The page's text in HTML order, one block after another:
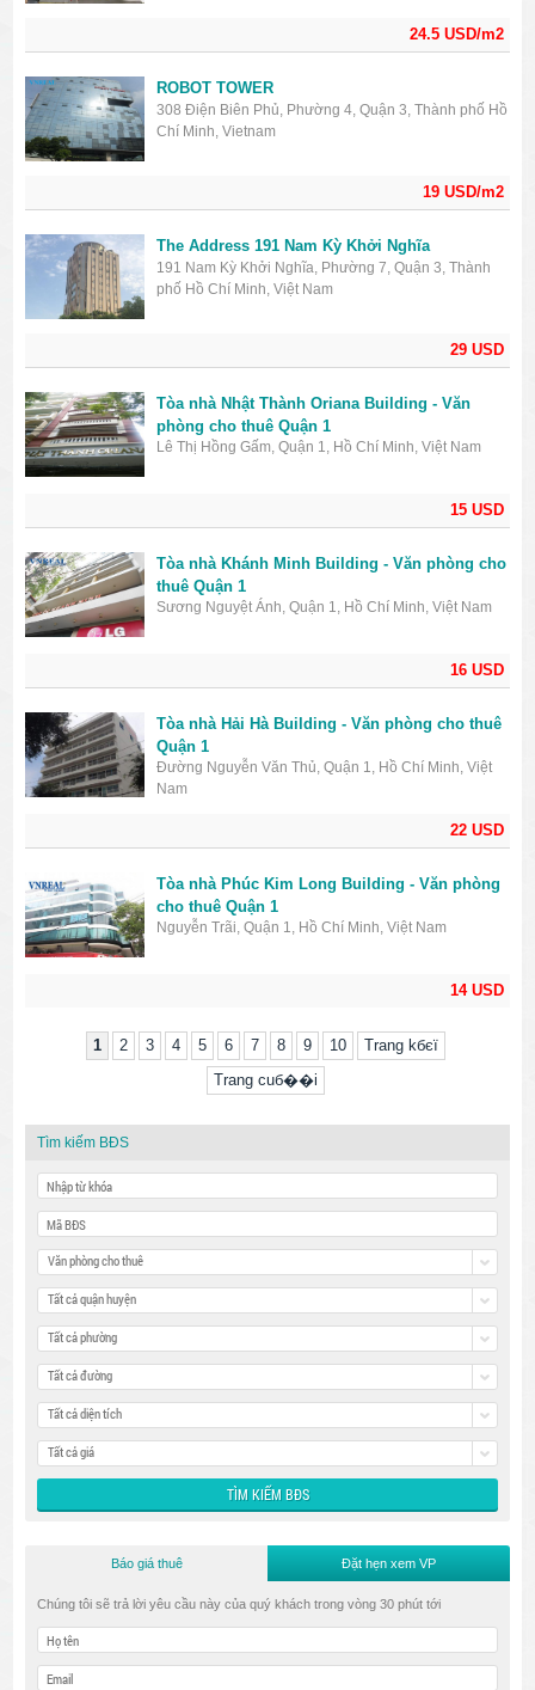
24.5 USD/m2
19 USD/m2
ROBOT TOWER
308 Điện Biên Phủ, Phường 4, Quận 3, Thành phố Hồ
Chí Minh, Vietnam
29 USD
The Address 191 Nam Kỳ Khởi Nghĩa
191 Nam Kỳ Khởi Nghĩa, Phường 7, Quận 3, Thành
phố Hồ Chí Minh, Việt Nam
15 USD
Tòa nhà Nhật Thành Oriana Building - Văn
phòng cho thuê Quận 1
Lê Thị Hồng Gấm, Quận 1, Hồ Chí Minh, Việt Nam
16 USD
Tòa nhà Khánh Minh Building - Văn phòng cho
thuê Quận 1
Sương Nguyệt Ánh, Quận 1, Hồ Chí Minh, Việt Nam
22 USD
Tòa nhà Hải Hà Building - Văn phòng cho thuê
Quận 1
Đường Nguyễn Văn Thủ, Quận 1, Hồ Chí Minh, Việt
Nam
14 USD
Tòa nhà Phúc Kim Long Building - Văn phòng
cho thuê Quận 1
Nguyễn Trãi, Quận 1, Hồ Chí Minh, Việt Nam
1 2 3 4 5 6 7 8 9 10
Trang kбєї
Trang cuб��i
Tìm kiếm BĐS
Văn phòng cho thuê
Tất cả quận huyện
Tất cả phường
Tất cả đường
Tất cả diện tích
Tất cả giá
Báo giá thuê Đặt hẹn xem VP
Chúng tôi sẽ trả lời yêu cầu này của quý khách trong vòng 30 phút tới